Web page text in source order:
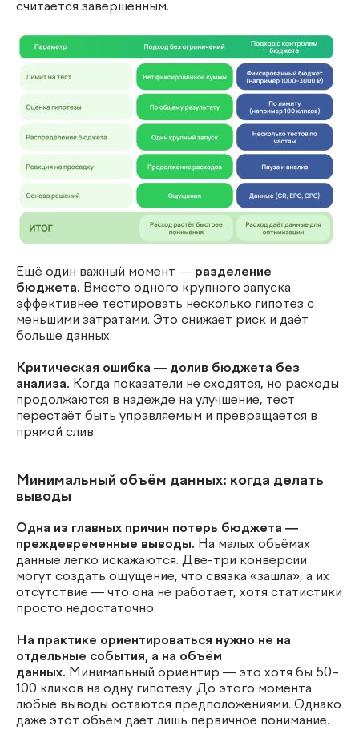
считается завершённым.
Ещё один важный момент — разделение
бюджета. Вместо одного крупного запуска
эффективнее тестировать несколько гипотез с
меньшими затратами. Это снижает риск и даёт
больше данных.
Критическая ошибка — долив бюджета без
анализа. Когда показатели не сходятся, но расходы
продолжаются в надежде на улучшение, тест
перестаёт быть управляемым и превращается в
прямой слив.
Минимальный объём данных: когда делать
выводы
Одна из главных причин потерь бюджета —
преждевременные выводы. На малых объёмах
данные легко искажаются. Две-три конверсии
могут создать ощущение, что связка «зашла», а их
отсутствие — что она не работает, хотя статистики
просто недостаточно.
На практике ориентироваться нужно не на
отдельные события, а на объём
данных. Минимальный ориентир — это хотя бы 50–
100 кликов на одну гипотезу. До этого момента
любые выводы остаются предположениями. Однако
даже этот объём даёт лишь первичное понимание.